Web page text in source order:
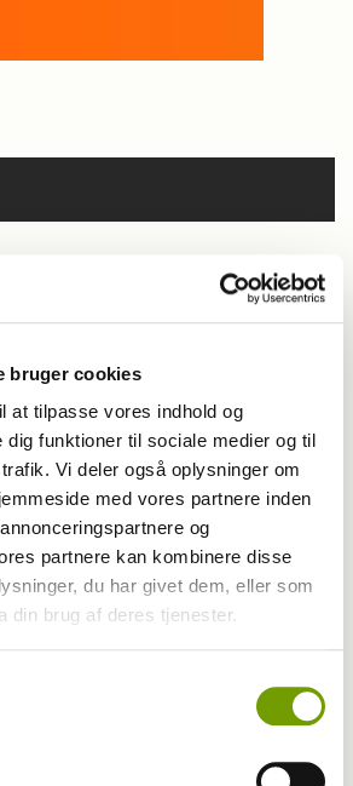
bruger cookies
at tilpasse vores indhold og
dig funktioner til sociale medier og til
Vi deler også oplysninger om
med vores partnere inden
og
partnere kan kombinere disse
du har givet dem, eller som
din brug af deres tjenester.